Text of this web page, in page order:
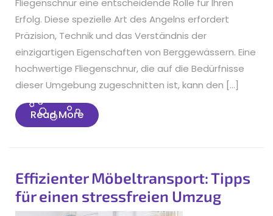
Fliegenschnur eine entscheidende Rolle für Ihren
Erfolg. Diese spezielle Art des Angelns erfordert
Präzision, Technik und das Verständnis der
einzigartigen Eigenschaften von Berggewässern. Eine
hochwertige Fliegenschnur, die auf die Bedürfnisse
dieser Umgebung zugeschnitten ist, kann den […]
Read MoreRead
More
Effizienter Möbeltransport: Tipps
für einen stressfreien Umzug